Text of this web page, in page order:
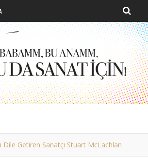
Dile Getiren Sanatçı Stuart McLachlan